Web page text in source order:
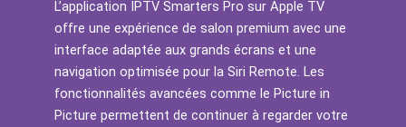
L’application IPTV Smarters Pro sur Apple TV
offre une expérience de salon premium avec une
interface adaptée aux grands écrans et une
navigation optimisée pour la Siri Remote. Les
fonctionnalités avancées comme le Picture in
Picture permettent de continuer à regarder votre